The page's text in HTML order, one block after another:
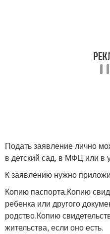
Подать заявление лично
в детский сад, в МФЦ или в
К заявлению нужно
Копию паспорта.Копию
ребенка или другого
родство.Копию
жительства, если оно есть.